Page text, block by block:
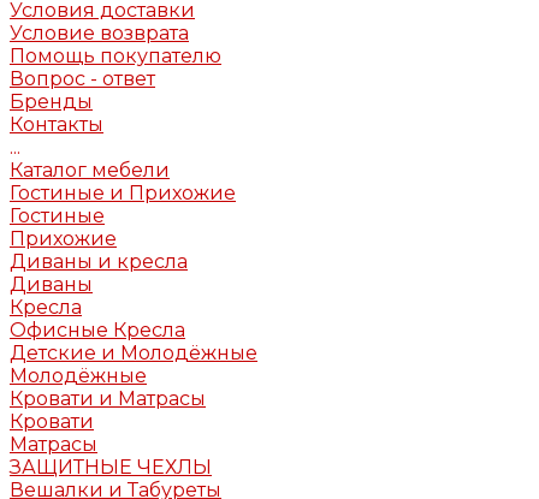
Условия доставки
Условие возврата
Помощь покупателю
Вопрос - ответ
Бренды
Контакты
...
Каталог мебели
Гостиные и Прихожие
Гостиные
Прихожие
Диваны и кресла
Диваны
Кресла
Офисные Кресла
Детские и Молодёжные
Молодёжные
Кровати и Матрасы
Кровати
Матрасы
ЗАЩИТНЫЕ ЧЕХЛЫ
Вешалки и Табуреты